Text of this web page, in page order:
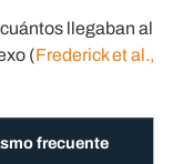
llegaban al
(Frederick et al.,
frecuente